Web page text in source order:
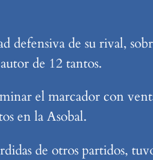
de su rival,
de 12 tantos.
el marcador con
en la Asobal.
de otros partidos,